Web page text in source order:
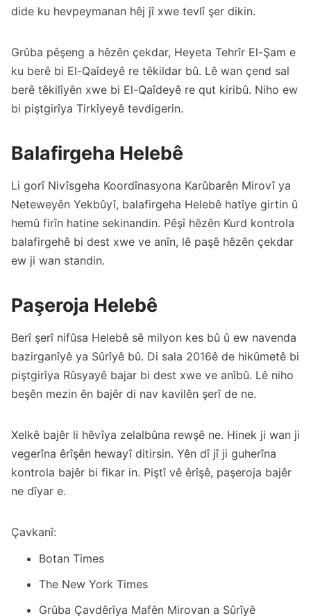
dide ku hevpeymanan hêj jî xwe tevlî şer dikin.
Grûba pêşeng a hêzên çekdar, Heyeta Tehrîr El-Şam e
ku berê bi El-Qaîdeyê re têkildar bû. Lê wan çend sal
berê têkilîyên xwe bi El-Qaîdeyê re qut kiribû. Niho ew
bi piştgirîya Tirkîyeyê tevdigerin.
Balafirgeha Helebê
Li gorî Nivîsgeha Koordînasyona Karûbarên Mirovî ya
Neteweyên Yekbûyî, balafirgeha Helebê hatîye girtin û
hemû firîn hatine sekinandin. Pêşî hêzên Kurd kontrola
balafirgehê bi dest xwe ve anîn, lê paşê hêzên çekdar
ew ji wan standin.
Paşeroja Helebê
Berî şerî nifûsa Helebê sê milyon kes bû û ew navenda
bazirganîyê ya Sûrîyê bû. Di sala 2016ê de hikûmetê bi
piştgirîya Rûsyayê bajar bi dest xwe ve anîbû. Lê niho
beşên mezin ên bajêr di nav kavilên şerî de ne.
Xelkê bajêr li hêvîya zelalbûna rewşê ne. Hinek ji wan ji
vegerîna êrîşên hewayî ditirsin. Yên dî jî ji guherîna
kontrola bajêr bi fikar in. Piştî vê êrîşê, paşeroja bajêr
ne dîyar e.
Çavkanî:
Botan Times
The New York Times
Grûba Çavdêrîya Mafên Mirovan a Sûrîyê